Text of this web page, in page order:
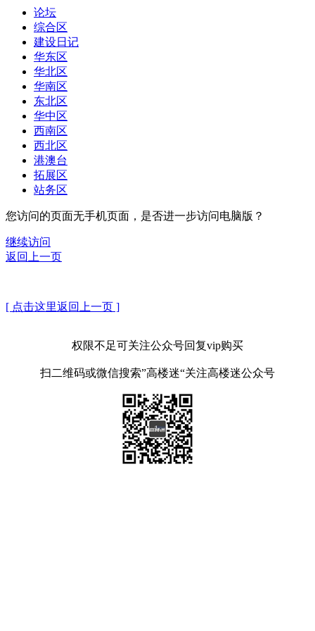
论坛
综合区
建设日记
华东区
华北区
华南区
东北区
华中区
西南区
西北区
港澳台
拓展区
站务区
您访问的页面无手机页面，是否进一步访问电脑版？
继续访问
返回上一页
[ 点击这里返回上一页 ]
权限不足可关注公众号回复vip购买
扫二维码或微信搜索”高楼迷“关注高楼迷公众号